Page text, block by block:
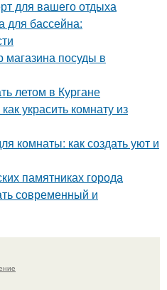
для вашего отдыха
для бассейна:
магазина посуды в
летом в Кургане
украсить комнату из
комнаты: как создать уют и
памятниках города
современный и